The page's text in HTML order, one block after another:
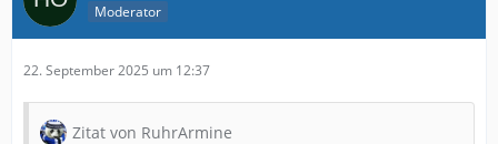
Moderator
22. September 2025 um 12:37
Zitat von RuhrArmine